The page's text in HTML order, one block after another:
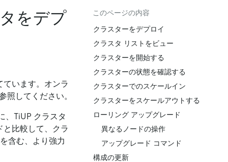
をデプ
います。オンラ
照してください。
、TiUP クラスタ
比較して、クラ
含む、より強力
このページの内容
クラスターをデプロイ
クラスタ リストをビュー
クラスターを開始する
クラスターの状態を確認する
クラスターでのスケールイン
クラスターをスケールアウトする
ローリング アップグレード
異なるノードの操作
アップグレード コマンド
構成の更新